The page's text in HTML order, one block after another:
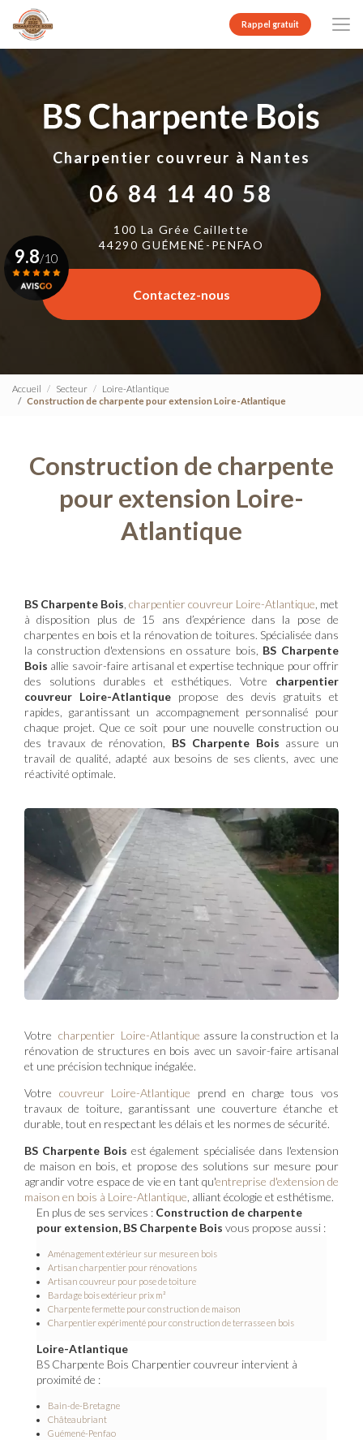
contenu
principal
Rappel gratuit
Charpentier couvreur à Nantes
06 84 14 40 58
100 La Grée Caillette
44290 GUÉMENÉ-PENFAO
Contactez-nous
9.8/10
Voir le certificat
Accueil Secteur
Loire-Atlantique
Construction de charpente pour extension Loire-Atlantique
Construction de charpente
pour extension Loire-
Atlantique
BS Charpente Bois charpentier couvreur Loire-Atlantique , met
à disposition plus de 15 ans d’expérience dans la pose de
charpentes en bois et la rénovation de toitures. Spécialisée dans
la construction d'extensions en ossature bois, BS Charpente
Bois allie savoir-faire artisanal et expertise technique pour offrir
des solutions durables et esthétiques. Votre charpentier
couvreur Loire-Atlantique propose des devis gratuits et
rapides, garantissant un accompagnement personnalisé pour
chaque projet. Que ce soit pour une nouvelle construction ou
des travaux de rénovation, BS Charpente Bois assure un
travail de qualité, adapté aux besoins de ses clients, avec une
réactivité optimale.
Votre charpentier Loire-Atlantique assure la construction et la
rénovation de structures en bois avec un savoir-faire artisanal
et une précision technique inégalée.
Votre couvreur Loire-Atlantique prend en charge tous vos
travaux de toiture, garantissant une couverture étanche et
durable, tout en respectant les délais et les normes de sécurité.
BS Charpente Bois est également spécialisée dans l'extension
de maison en bois, et propose des solutions sur mesure pour
agrandir votre espace de vie en tant qu'entreprise d'extension de
maison en bois à Loire-Atlantique , alliant écologie et esthétisme.
En plus de ses services : Construction de charpente
pour extension, BS Charpente Bois vous propose aussi :
Aménagement extérieur sur mesure en bois
Artisan charpentier pour rénovations
Artisan couvreur pour pose de toiture
Bardage bois extérieur prix m²
Charpente fermette pour construction de maison
Charpentier expérimenté pour construction de terrasse en bois
Loire-Atlantique
BS Charpente Bois Charpentier couvreur intervient à
proximité de :
Bain-de-Bretagne
Châteaubriant
Guémené-Penfao